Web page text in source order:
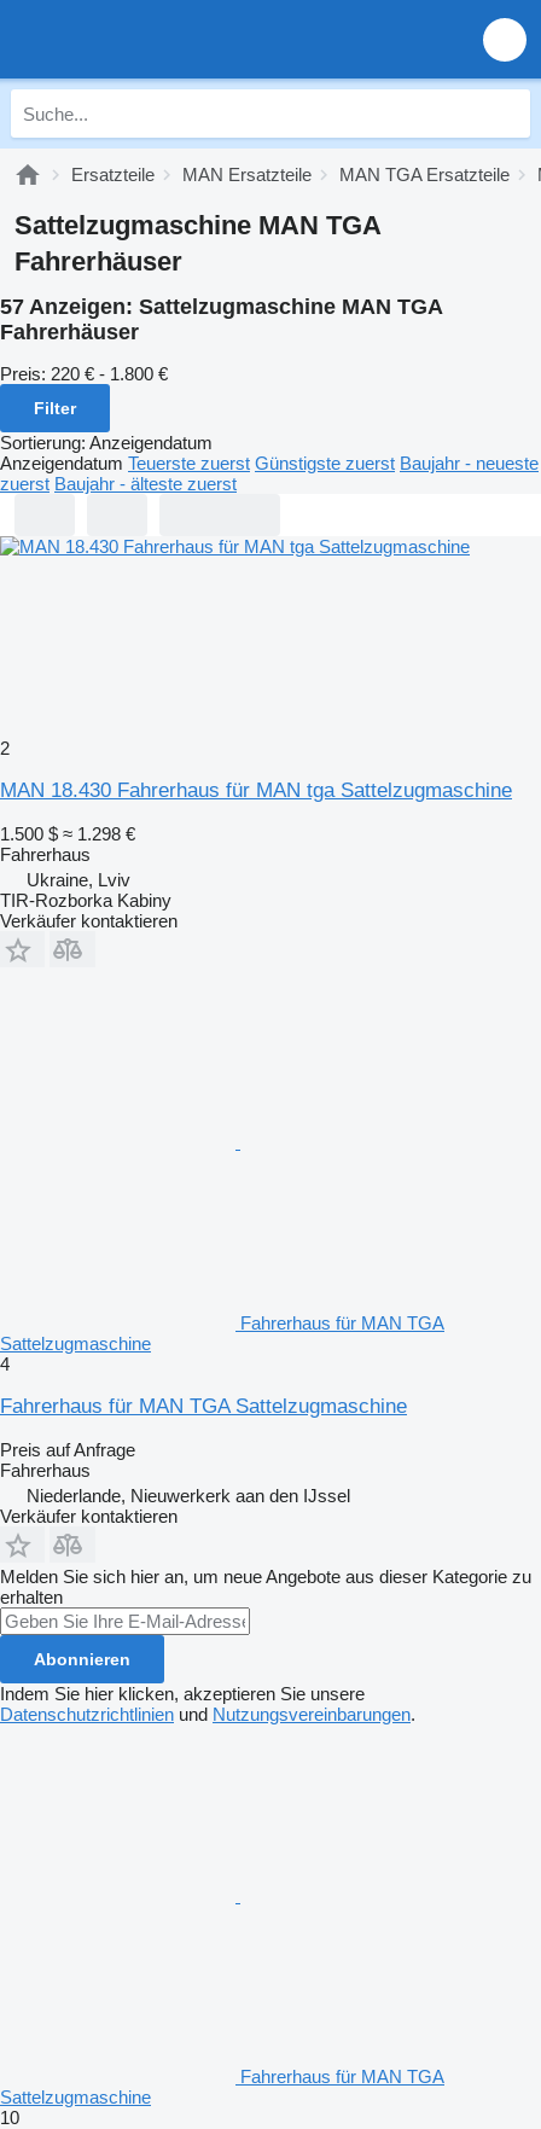
Ersatzteile MAN Ersatzteile MAN TGA Ersatzteile
Sattelzugmaschine MAN TGA
Fahrerhäuser
57 Anzeigen: Sattelzugmaschine MAN TGA
Fahrerhäuser
Preis: 220 € - 1.800 €
Filter
Sortierung: Anzeigendatum
Anzeigendatum Teuerste zuerst Günstigste zuerst Baujahr - neueste
zuerst Baujahr - älteste zuerst
2
MAN 18.430 Fahrerhaus für MAN tga Sattelzugmaschine
1.500 $ ≈ 1.298 €
Fahrerhaus
Ukraine, Lviv
TIR-Rozborka Kabiny
Verkäufer kontaktieren
Fahrerhaus für MAN TGA
Sattelzugmaschine
4
Fahrerhaus für MAN TGA Sattelzugmaschine
Preis auf Anfrage
Fahrerhaus
Niederlande, Nieuwerkerk aan den IJssel
Verkäufer kontaktieren
Melden Sie sich hier an, um neue Angebote aus dieser Kategorie zu
erhalten
Abonnieren
Indem Sie hier klicken, akzeptieren Sie unsere
Datenschutzrichtlinien und Nutzungsvereinbarungen.
Fahrerhaus für MAN TGA
Sattelzugmaschine
10